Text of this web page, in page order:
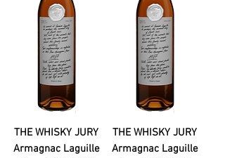
THE WHISKY JURY
Armagnac Laguille
THE WHISKY JURY
Armagnac Laguille